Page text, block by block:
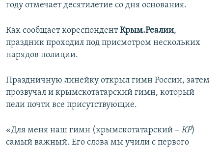
году отмечает десятилетие со дня основания.
Как сообщает кореспондентКрым.Реалии,
праздник проходил под присмотром нескольких
нарядов полиции.
Праздничную линейку открыл гимн России, затем
прозвучал и крымскотатарский гимн, который
пели почти все присутствующие.
«Для меня наш гимн (крымскотатарский – КР)
самый важный. Его слова мы учили с первого